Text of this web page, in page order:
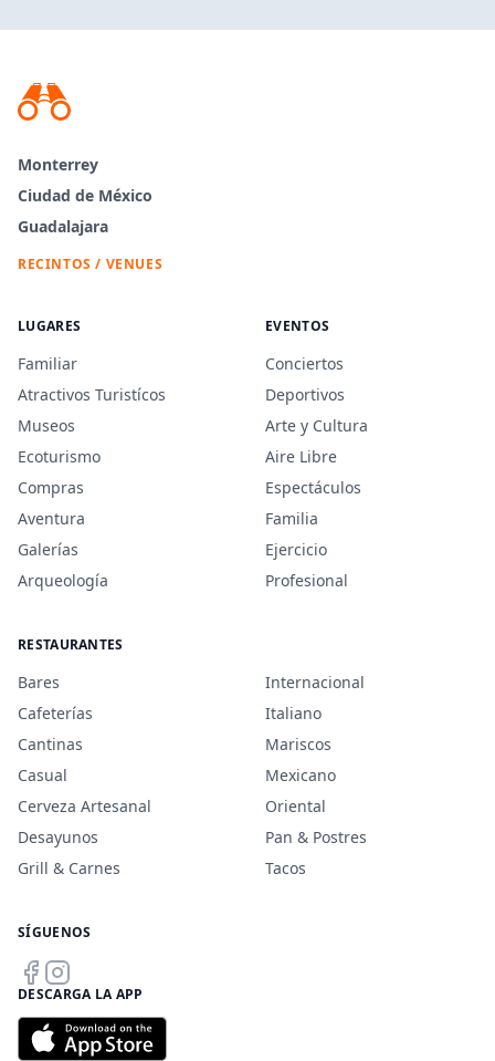
Monterrey
Ciudad de México
Guadalajara
RECINTOS / VENUES
LUGARES
Familiar
Atractivos Turistícos
Museos
Ecoturismo
Compras
Aventura
Galerías
Arqueología
EVENTOS
Conciertos
Deportivos
Arte y Cultura
Aire Libre
Espectáculos
Familia
Ejercicio
Profesional
RESTAURANTES
Bares
Cafeterías
Cantinas
Casual
Cerveza Artesanal
Desayunos
Grill & Carnes
Internacional
Italiano
Mariscos
Mexicano
Oriental
Pan & Postres
Tacos
SÍGUENOS
DESCARGA LA APP